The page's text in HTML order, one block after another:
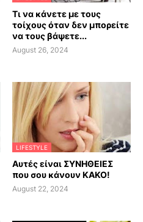
Τι να κάνετε με τους
τοίχους όταν δεν μπορείτε
να τους βάψετε...
August 26, 2024
LIFESTYLE
Αυτές είναι ΣΥΝΗΘΕΙΕΣ
που σου κάνουν ΚΑΚΟ!
August 22, 2024